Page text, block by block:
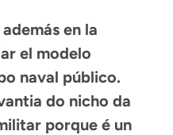
en la
el modelo
naval público.
do nicho da
porque é un